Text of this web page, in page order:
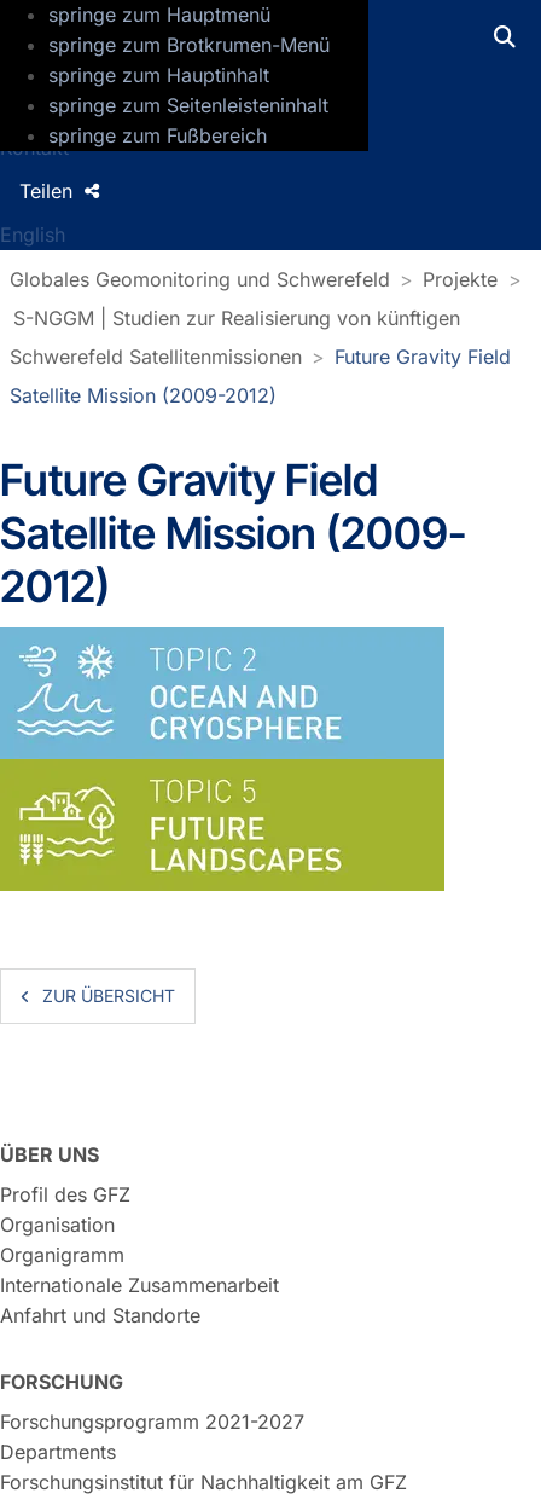
springe zum Hauptmenü
springe zum Brotkrumen-Menü
springe zum Hauptinhalt
springe zum Seitenleisteninhalt
springe zum Fußbereich
GFZ Helmholtz-Zentrum für
Presse
Jobs
Kontakt
English
Teilen
Globales Geomonitoring und Schwerefeld
Projekte
S-NGGM | Studien zur Realisierung von künftigen
Schwerefeld Satellitenmissionen
Future Gravity Field
Satellite Mission (2009-2012)
Future Gravity Field
Satellite Mission (2009-
2012)
ZUR ÜBERSICHT
ÜBER UNS
Profil des GFZ
Organisation
Organigramm
Internationale Zusammenarbeit
Anfahrt und Standorte
FORSCHUNG
Forschungsprogramm 2021-2027
Departments
Forschungsinstitut für Nachhaltigkeit am GFZ